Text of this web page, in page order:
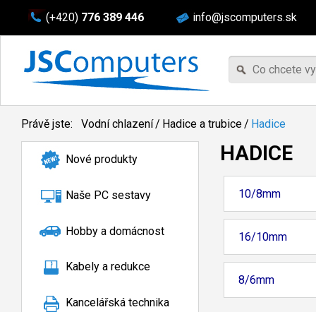
(+420) 776 389 446 info@jscomputers.sk
Právě jste: Vodní chlazení/ Hadice a trubice/ Hadice
Nové produkty
Naše PC sestavy
Hobby a domácnost
Kabely a redukce
Kancelářská technika
HADICE
10/8mm
16/10mm
8/6mm